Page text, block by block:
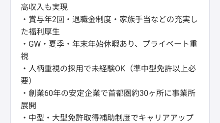
高収入も実現
・賞与年2回・退職金制度・家族手当などの充実し
た福利厚生
・GW・夏季・年末年始休暇あり、プライベート重
視
・人柄重視の採用で未経験OK（準中型免許以上必
要）
・創業60年の安定企業で首都圏約30ヶ所に事業所
展開
・中型・大型免許取得補助制度でキャリアアップ